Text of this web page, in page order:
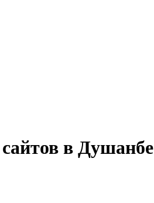
в Душанбе